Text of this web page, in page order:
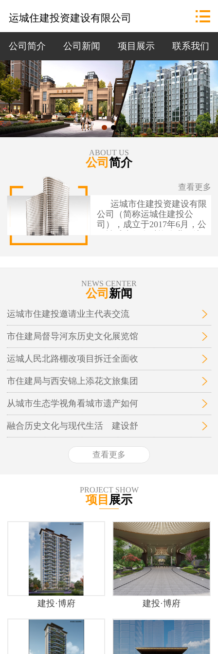
政策法规
资讯中心
招标公告
项目展示
运城住建投资建设有限公司 
公司简介 公司新闻 项目展示 联系我们
ABOUT US
公司 简介
运城市住建投资建设有限
公司（简称运城住建投公
司），成立于2017年6月，公
资建设项目融资实施平台，
为保障性安居工程和城市基
运城市中心城区棚户区改
造、城中村改造等保障性安
居工程及市政基础设施、地
下管廊开发建设和投融资业
务。
查看更多
NEWS CENTER
公司 新闻
运城市住建投邀请业主代表交流
市住建局督导河东历史文化展览馆
运城人民北路棚改项目拆迁全面收
市住建局与西安锦上添花文旅集团
从城市生态学视角看城市遗产如何
融合历史文化与现代生活 建设舒
查看更多
PROJECT SHOW
项目 展示
建投·博府 建投·博府